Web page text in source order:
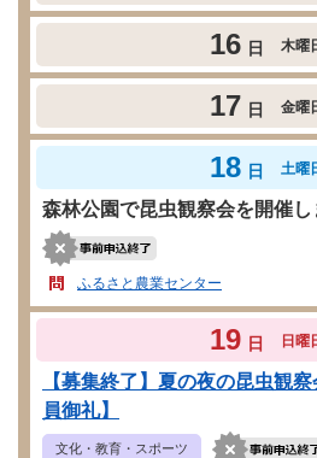
16 日 木曜
17 日 金曜
18 日 土曜
森林公園で昆虫観察会を開催し
ふるさと農業センター
19 日 日曜
【募集終了】夏の夜の昆虫観
員御礼】
文化・教育・スポーツ